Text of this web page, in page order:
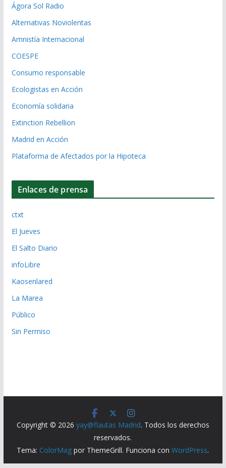
Ágora Sol Radio
Alternativas Noviolentas
Amnistía Internacional
COESPE
Consumo responsable
Ecologistas en Acción
Economía solidaria
Extinction Rebellion
Madrid en Acción
Plataforma de Afectados por la Hipoteca
Enlaces de prensa
ctxt
El Jueves
El Salto Diario
infoLibre
Kaosenlared
La Marea
Público
Sin Permiso
Copyright © 2026 yay@flautas Madrid. Todos los derechos
reservados.
Tema: ColorMag por ThemeGrill. Funciona conWordPress.